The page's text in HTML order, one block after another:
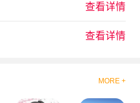
查看详情
查看详情
MORE +